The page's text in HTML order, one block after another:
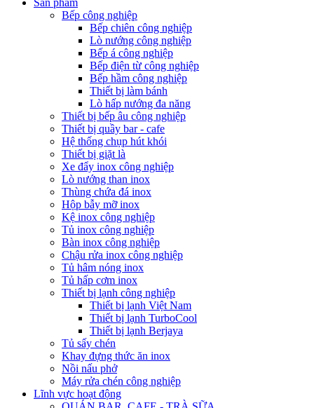
Sản phẩm
Bếp công nghiệp
Bếp chiên công nghiệp
Lò nướng công nghiệp
Bếp á công nghiệp
Bếp điện từ công nghiệp
Bếp hầm công nghiệp
Thiết bị làm bánh
Lò hấp nướng đa năng
Thiết bị bếp âu công nghiệp
Thiết bị quầy bar - cafe
Hệ thống chụp hút khói
Thiết bị giặt là
Xe đẩy inox công nghiệp
Lò nướng than inox
Thùng chứa đá inox
Hộp bẫy mỡ inox
Kệ inox công nghiệp
Tủ inox công nghiệp
Bàn inox công nghiệp
Chậu rửa inox công nghiệp
Tủ hâm nóng inox
Tủ hấp cơm inox
Thiết bị lạnh công nghiệp
Thiết bị lạnh Việt Nam
Thiết bị lạnh TurboCool
Thiết bị lạnh Berjaya
Tủ sấy chén
Khay đựng thức ăn inox
Nồi nấu phở
Máy rửa chén công nghiệp
Lĩnh vực hoạt động